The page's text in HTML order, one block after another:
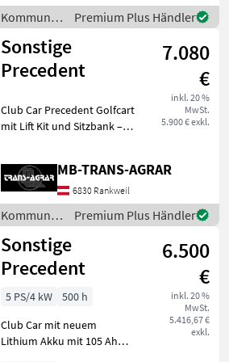
Kommunalgeräte
Arealpflege
Kommunalgeräte
/ Sonstige
Premium Plus Händler
Sonstige
Precedent
7.080
€
inkl. 20 %
MwSt.
5.900 € exkl.
Club Car Precedent Golfcart
mit Lift Kit und Sitzbank –
Golfwagen in der Farbe
Grün mit vielen Extras: ✅
Lift Kit für h
MB-TRANS-AGRAR
6830 Rankweil
Kommunalgeräte
/ Sonstige
Premium Plus Händler
Sonstige
Precedent
6.500
€
inkl. 20 %
MwSt.
5.416,67 €
exkl.
5 PS/4 kW
500 h
Club Car mit neuem
Lithium Akku mit 105 Ah